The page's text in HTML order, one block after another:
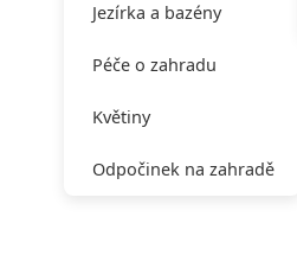
Jezírka a bazény
Péče o zahradu
Květiny
Odpočinek na zahradě